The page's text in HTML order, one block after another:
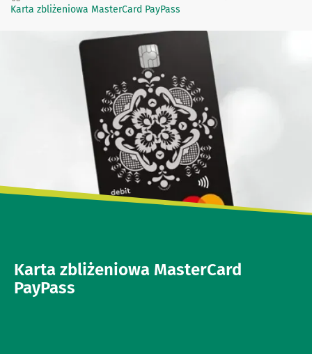
Karta zbliżeniowa MasterCard PayPass
Karta zbliżeniowa MasterCard
PayPass